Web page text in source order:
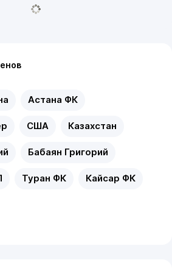
Астана ФК
США Казахстан
Бабаян Григорий
Туран ФК Кайсар ФК